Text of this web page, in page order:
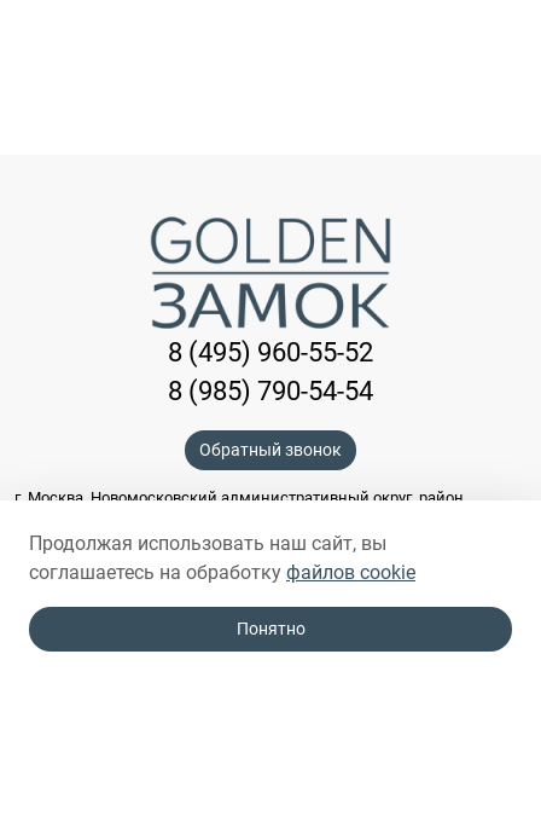
8 (495) 960-55-52
8 (985) 790-54-54
Обратный звонок
г. Москва, Новомосковский административный округ, район
ежедневно с 09:00 - 19:00
Продолжая использовать наш сайт, вы
соглашаетесь на обработку файлов cookie
Понятно